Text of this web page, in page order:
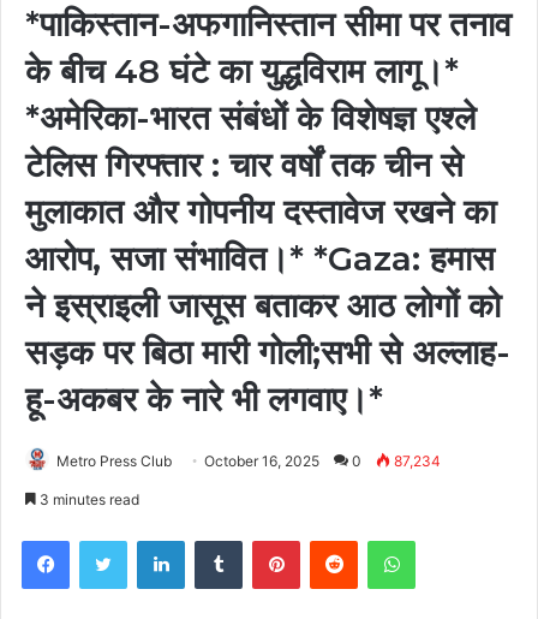
*पाकिस्तान-अफगानिस्तान सीमा पर तनाव
के बीच 48 घंटे का युद्धविराम लागू।*
*अमेरिका-भारत संबंधों के विशेषज्ञ एश्ले
टेलिस गिरफ्तार : चार वर्षों तक चीन से
मुलाकात और गोपनीय दस्तावेज रखने का
आरोप, सजा संभावित।* *Gaza: हमास
ने इस्राइली जासूस बताकर आठ लोगों को
सड़क पर बिठा मारी गोली;सभी से अल्लाह-
हू-अकबर के नारे भी लगवाए।*
Metro Press Club October 16, 2025 0 87,234
3 minutes read
FacebookTwitter LinkedInTumblr PinterestReddit WhatsApp